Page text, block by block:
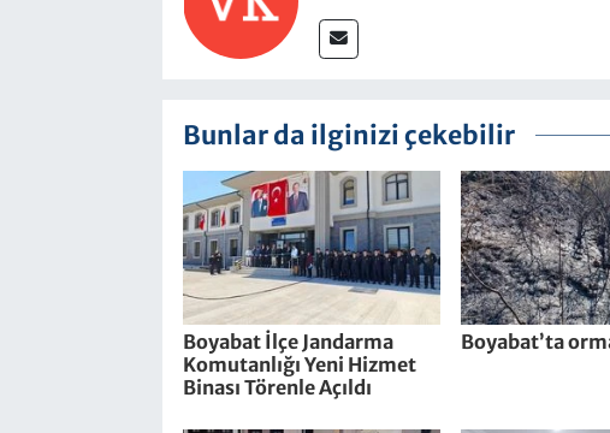
Bunlar da ilginizi çekebilir
Boyabat İlçe Jandarma
Komutanlığı Yeni Hizmet
Binası Törenle Açıldı
Boyabat’ta